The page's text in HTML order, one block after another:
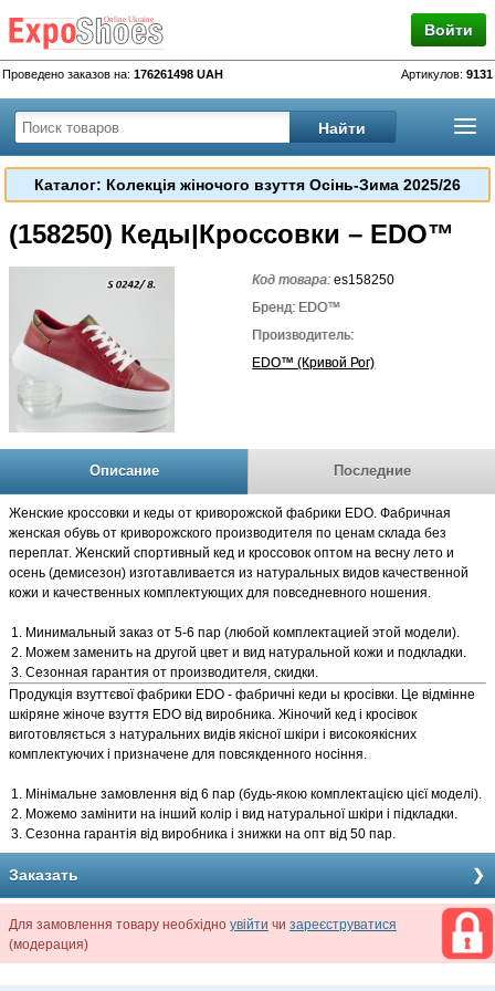
Войти
Проведено заказов на: 176261498 UAH Артикулов: 9131
Каталог: Колекція жіночого взуття Осінь-Зима 2025/26
(158250) Кеды|Кроссовки – EDO™
Код товара:es158250
Бренд: EDO™
Производитель:
EDO™ (Кривой Рог)
Описание Последние
Женские кроссовки и кеды от криворожской фабрики EDO. Фабричная
женская обувь от криворожского производителя по ценам склада без
переплат. Женский спортивный кед и кроссовок оптом на весну лето и
осень (демисезон) изготавливается из натуральных видов качественной
кожи и качественных комплектующих для повседневного ношения.
Минимальный заказ от 5-6 пар (любой комплектацией этой модели).
Можем заменить на другой цвет и вид натуральной кожи и подкладки.
Сезонная гарантия от производителя, скидки.
Продукція взуттєвої фабрики EDO - фабричні кеди ы кросівки. Це відмінне
шкіряне жіноче взуття EDO від виробника. Жіночий кед і кросівок
виготовляється з натуральних видів якісної шкіри і високоякісних
комплектуючих і призначене для повсякденного носіння.
Мінімальне замовлення від 6 пар (будь-якою комплектацією цієї моделі).
Можемо замінити на інший колір і вид натуральної шкіри і підкладки.
Сезонна гарантія від виробника і знижки на опт від 50 пар.
Заказать
Для замовлення товару необхідно увійти чи зареєструватися
(модерация)